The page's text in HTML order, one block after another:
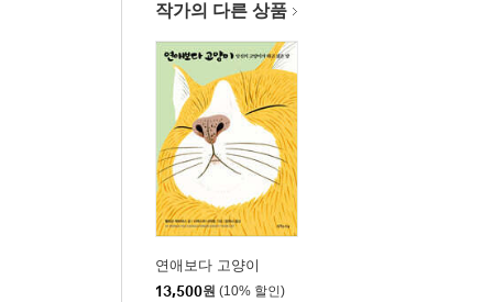
작가의 다른 상품
연애보다 고양이
13,500원 (10% 할인)